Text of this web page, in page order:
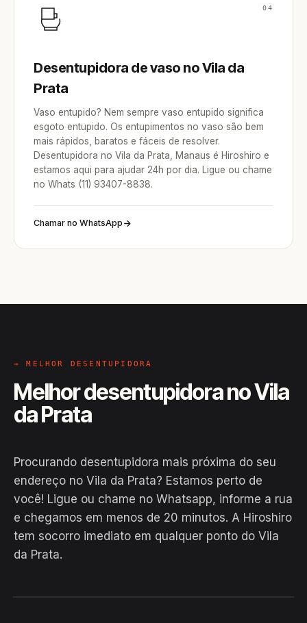
04
Desentupidora de vaso no Vila da
Prata
Vaso entupido? Nem sempre vaso entupido significa
esgoto entupido. Os entupimentos no vaso são bem
mais rápidos, baratos e fáceis de resolver.
Desentupidora no Vila da Prata, Manaus é Hiroshiro e
estamos aqui para ajudar 24h por dia. Ligue ou chame
no Whats (11) 93407-8838.
Chamar no WhatsApp
→ MELHOR DESENTUPIDORA
Melhor desentupidora no Vila
da Prata
Procurando desentupidora mais próxima do seu
endereço no Vila da Prata? Estamos perto de
você! Ligue ou chame no Whatsapp, informe a rua
e chegamos em menos de 20 minutos. A Hiroshiro
tem socorro imediato em qualquer ponto do Vila
da Prata.
EM CAMPO